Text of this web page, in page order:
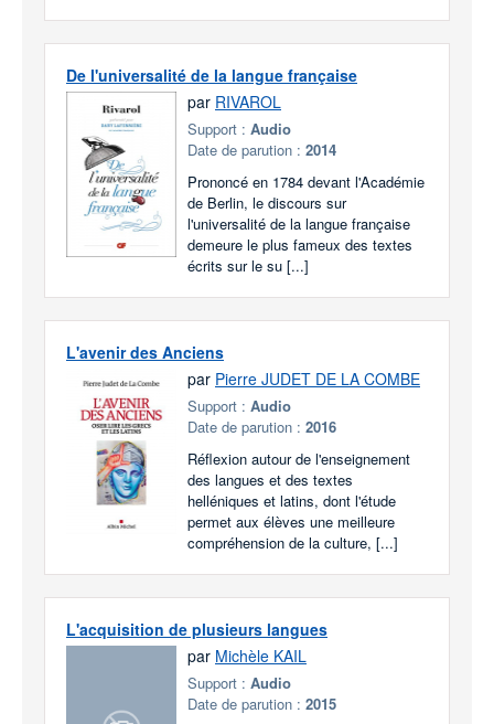
De l'universalité de la langue française
par RIVAROL
Support : Audio
Date de parution : 2014
Prononcé en 1784 devant l'Académie
de Berlin, le discours sur
l'universalité de la langue française
demeure le plus fameux des textes
écrits sur le su [...]
L'avenir des Anciens
par Pierre JUDET DE LA COMBE
Support : Audio
Date de parution : 2016
Réflexion autour de l'enseignement
des langues et des textes
helléniques et latins, dont l'étude
permet aux élèves une meilleure
compréhension de la culture, [...]
L'acquisition de plusieurs langues
par Michèle KAIL
Support : Audio
Date de parution : 2015